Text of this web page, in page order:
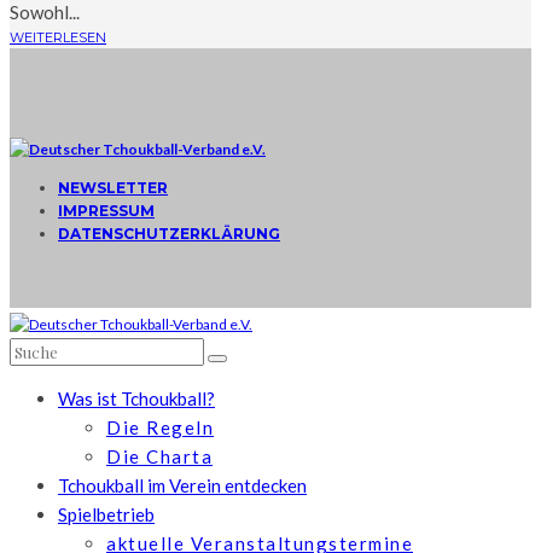
Sowohl...
WEITERLESEN
NEWSLETTER
IMPRESSUM
DATENSCHUTZERKLÄRUNG
Was ist Tchoukball?
Die Regeln
Die Charta
Tchoukball im Verein entdecken
Spielbetrieb
aktuelle Veranstaltungstermine